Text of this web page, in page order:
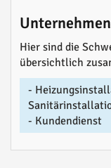
Hier sind die
übersichtlich
-
- Kundendienst